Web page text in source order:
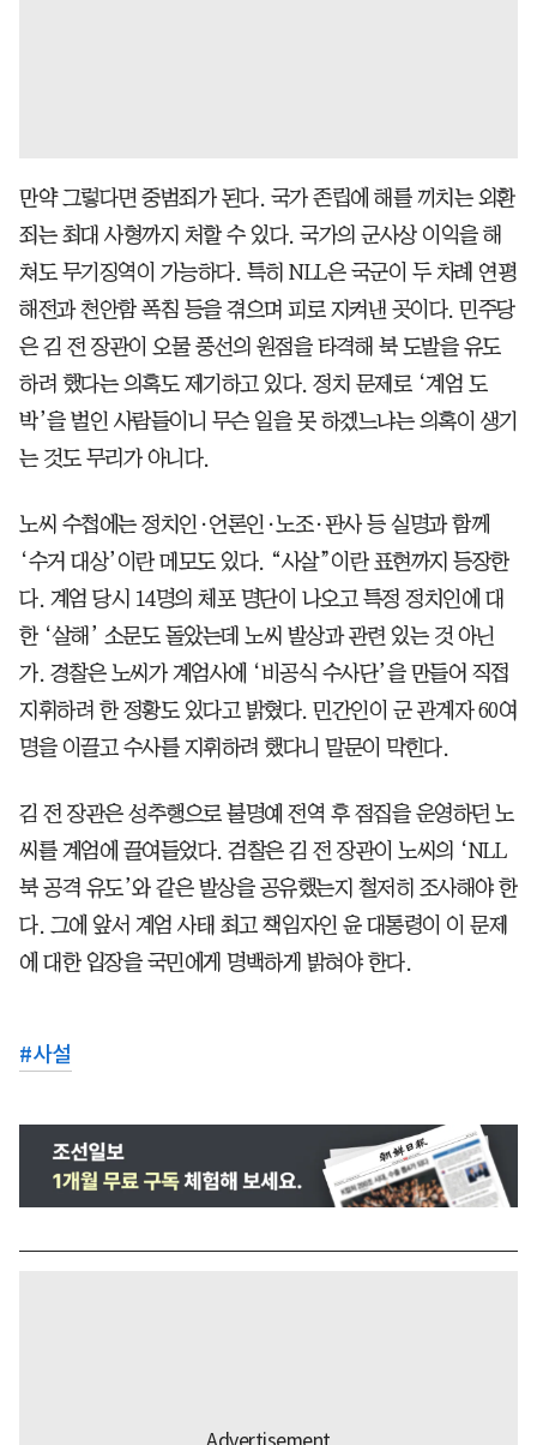
만약 그렇다면 중범죄가 된다. 국가 존립에 해를 끼치는 외환
죄는 최대 사형까지 처할 수 있다. 국가의 군사상 이익을 해
쳐도 무기징역이 가능하다. 특히 NLL은 국군이 두 차례 연평
해전과 천안함 폭침 등을 겪으며 피로 지켜낸 곳이다. 민주당
은 김 전 장관이 오물 풍선의 원점을 타격해 북 도발을 유도
하려 했다는 의혹도 제기하고 있다. 정치 문제로 ‘계엄 도
박’을 벌인 사람들이니 무슨 일을 못 하겠느냐는 의혹이 생기
는 것도 무리가 아니다.
노씨 수첩에는 정치인·언론인·노조·판사 등 실명과 함께
‘수거 대상’이란 메모도 있다. “사살”이란 표현까지 등장한
다. 계엄 당시 14명의 체포 명단이 나오고 특정 정치인에 대
한 ‘살해’ 소문도 돌았는데 노씨 발상과 관련 있는 것 아닌
가. 경찰은 노씨가 계엄사에 ‘비공식 수사단’을 만들어 직접
지휘하려 한 정황도 있다고 밝혔다. 민간인이 군 관계자 60여
명을 이끌고 수사를 지휘하려 했다니 말문이 막힌다.
김 전 장관은 성추행으로 불명예 전역 후 점집을 운영하던 노
씨를 계엄에 끌여들었다. 검찰은 김 전 장관이 노씨의 ‘NLL
북 공격 유도’와 같은 발상을 공유했는지 철저히 조사해야 한
다. 그에 앞서 계엄 사태 최고 책임자인 윤 대통령이 이 문제
에 대한 입장을 국민에게 명백하게 밝혀야 한다.
#사설